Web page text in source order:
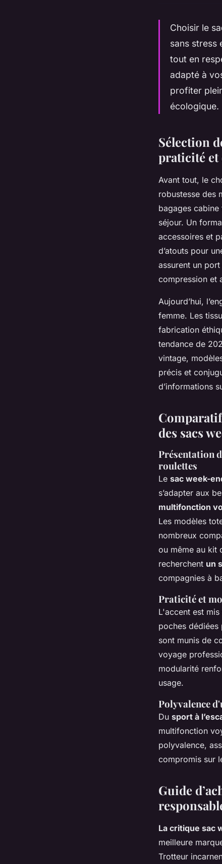
Choisir le
sans stress
tout en
adapté à
profiter
écologique.
Sélection
praticité et
Avant tout, le
robustesse des
bagages
séjour. Un
accessoires et
d’atouts pour
assurent un
compression et
Aujourd’hui,
femme. Les
fabrication
tendance de
vintage,
précis et
d’informations
des sacs
Présentation
roulettes
Le sac week-
s’adapter aux
multifonction
Les modèles
nombreux
ou même au kit
recherchent un
compagnies à
Praticité et
L'accent est mis
poches dédiées
sont munis de
voyage
modularité
usage.
Polyvalence
Du sport à
multifonction
polyvalence,
compromis sur
Guide
La critique sac
meilleure
Trotteur